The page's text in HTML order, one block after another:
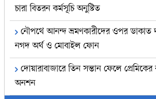
চারা বিতরন কর্মসূচি অনুষ্টিত
নৌপথে আনন্দ ভ্রমণকারীদের ওপর ডাকাত
নগদ অর্থ ও মোবাইল ফোন
দোয়ারাবাজারে তিন সন্তান ফেলে
অনশন